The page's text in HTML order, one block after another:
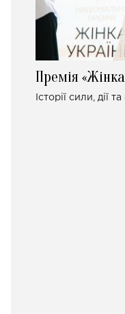
Премія
Історії сили, дії